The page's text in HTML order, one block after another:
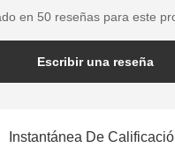
en 50 reseñas para este
Escribir una reseña
Instantánea De